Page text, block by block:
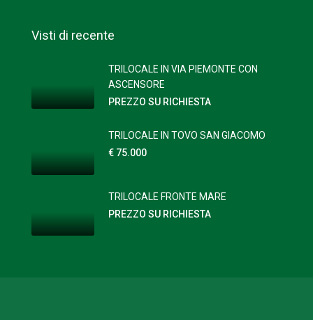
Visti di recente
TRILOCALE IN VIA PIEMONTE CON
ASCENSORE
PREZZO SU RICHIESTA
TRILOCALE IN TOVO SAN GIACOMO
€ 75.000
TRILOCALE FRONTE MARE
PREZZO SU RICHIESTA